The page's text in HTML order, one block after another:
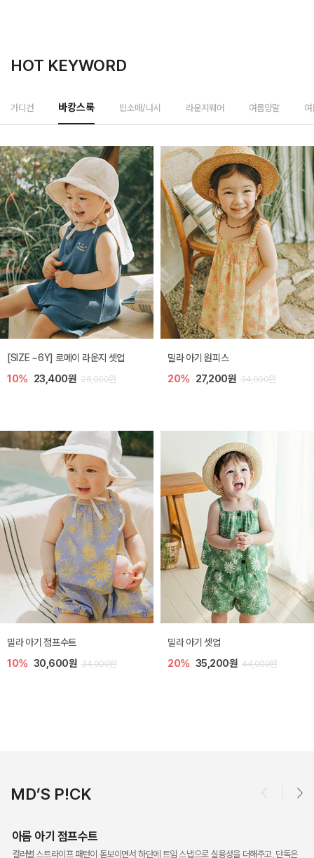
HOT KEYWORD
가디건 바캉스룩 민소매/나시 라운지웨어 여름양말
엘리오 아기 블라우스
20% 21,600원 27,000원
엘로디 니트 아기 뷔스티에
20% 21,600원 27,000원
토닉 아기 민소매 티셔츠
20% 11,200원 14,000원
베티 니트 아기 민소매 티셔츠
10% 24,300원 27,000원
MD’S P!CK
아롬 아기 점프수트
컬러별 스트라이프 패턴이 돋보이면서 하단에 트임 스냅으로 실용성을 더해주고, 단독은